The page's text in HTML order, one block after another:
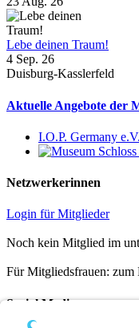
Lebe deinen Traum!
4 Sep. 26
Duisburg-Kasslerfeld
Aktuelle Angebote der
I.O.P. Germany
Netzwerkerinnen
Login für Mitglieder
Noch kein Mitglied im
Für Mitgliedsfrauen: zum
Social Media